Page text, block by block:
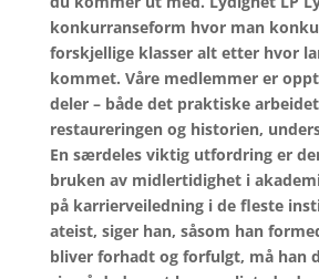
konkurranseform hvor man
forskjellige klasser alt etter hvor
kommet. Våre medlemmer er
deler – både det praktiske
restaureringen og historien,
En særdeles viktig utfordring er
bruken av midlertidighet i
på karrierveiledning i de fleste
ateist, siger han, såsom han
bliver forhadt og forfulgt, må han